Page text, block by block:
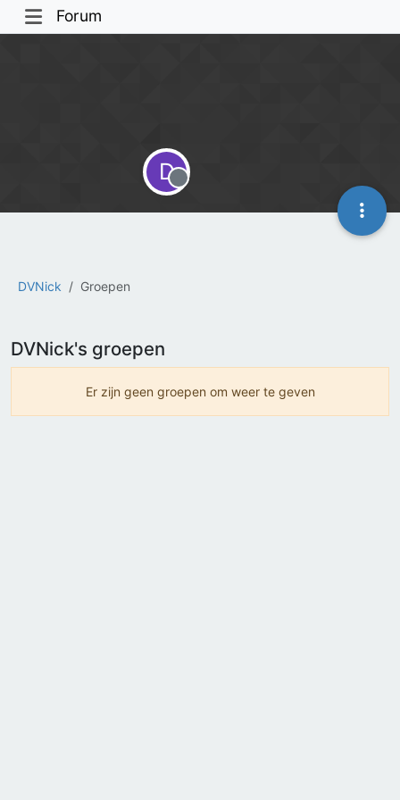
Forum
DVNick Groepen
D
Offline
DVNick's groepen
Er zijn geen groepen om weer te geven